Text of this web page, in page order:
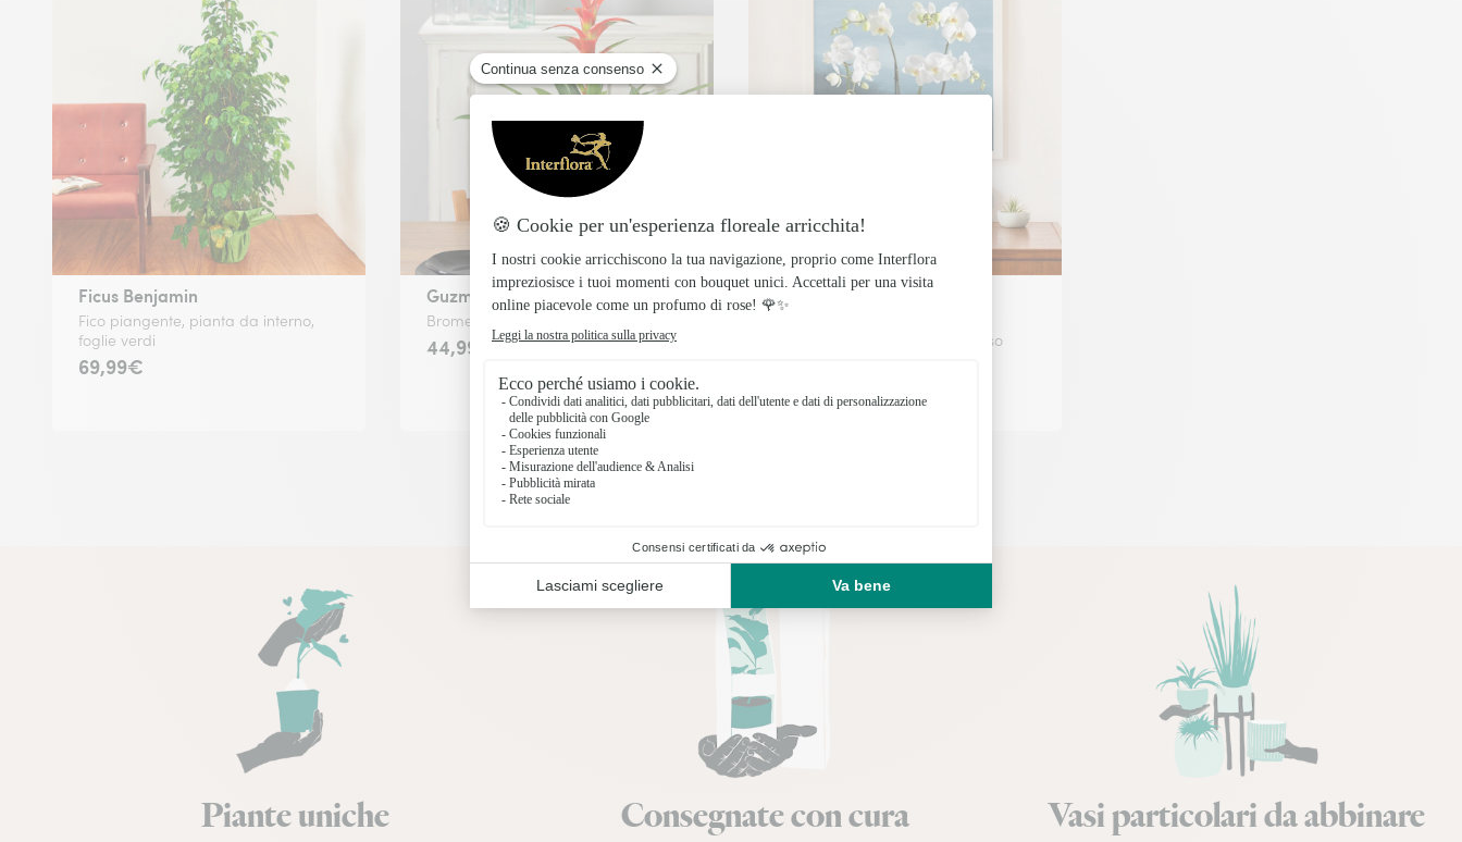
Ficus Benjamin
Fico piangente, pianta da interno,
foglie verdi
69,99€
Guzmania Rossa
Bromelia esotica rossa, colori vivaci
44,99€
Doppia Orchidea Bianca
farfalla bianche con vaso incluso
Vaso incluso
11 prodotti su 11
Piante uniche Consegnate con cura Vasi particolari da abbinare